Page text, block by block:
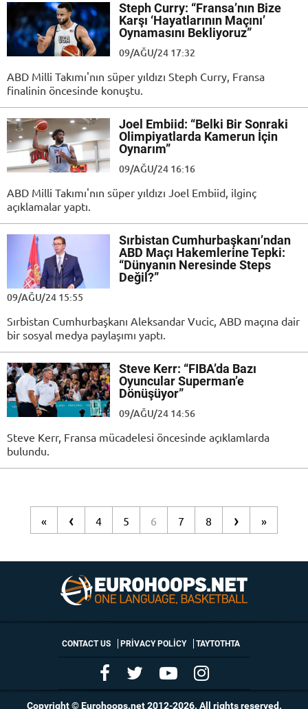
Steph Curry: “Fransa’nın Bize
Karşı ‘Hayatlarının Maçını’
Oynamasını Bekliyoruz”
09/AĞU/24 17:32
ABD Milli Takımı'nın süper yıldızı Steph Curry, Fransa
finalinin öncesinde konuştu.
Joel Embiid: “Belki Bir Sonraki
Olimpiyatlarda Kamerun İçin
Oynarım”
09/AĞU/24 16:16
ABD Milli Takımı'nın süper yıldızı Joel Embiid, ilginç
açıklamalar yaptı.
Sırbistan Cumhurbaşkanı’ndan
ABD Maçı Hakemlerine Tepki:
“Dünyanın Neresinde Steps
Değil?”
09/AĞU/24 15:55
Sırbistan Cumhurbaşkanı Aleksandar Vucic, ABD maçına dair
bir sosyal medya paylaşımı yaptı.
Steve Kerr: “FIBA’da Bazı
Oyuncular Superman’e
Dönüşüyor”
09/AĞU/24 14:56
Steve Kerr, Fransa mücadelesi öncesinde açıklamlarda
bulundu.
« ‹ 4 5 6 7 8 › »
CONTACT US PRIVACY POLICY ΤΑΥΤΟΤΗΤΑ
Copyright © Eurohoops.net 2012-2026. All rights reserved.